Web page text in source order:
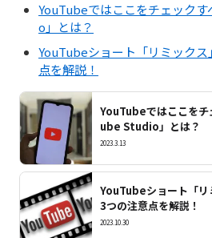
YouTubeではここをチェック
o」とは？
YouTubeショート「リミック
点を解説！
YouTubeではここをチ
ube Studio」とは？
2023.3.13
YouTubeショート「リ
3つの注意点を解説！
2023.10.30